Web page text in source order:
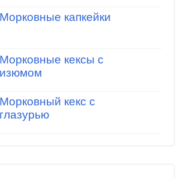
Морковные капкейки
Морковные кексы с
изюмом
Морковный кекс с
глазурью